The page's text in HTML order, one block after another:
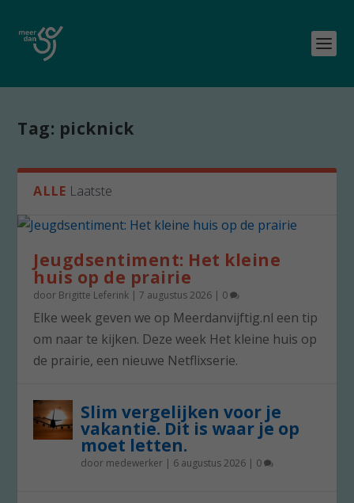
Tag: picknick
ALLE Laatste
Jeugdsentiment: Het kleine
huis op de prairie
door Brigitte Leferink |7 augustus 2026 | 0
Elke week geven we op Meerdanvijftig.nl een tip
om naar te kijken. Deze week Het kleine huis op
de prairie, een nieuwe Netflixserie.
Slim vergelijken voor je
vakantie. Dit is waar je op
moet letten.
door medewerker | 6 augustus 2026 | 0